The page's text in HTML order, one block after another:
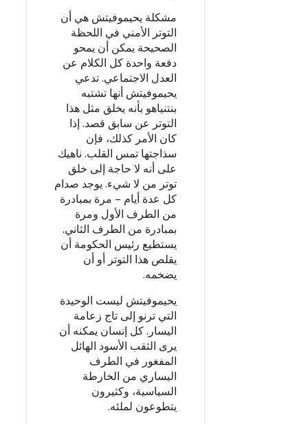
مشكلة يحيموفيتش هي أن
التوتر الأمني في اللحظة
الصحيحة يمكن أن يمحو
دفعة واحدة كل الكلام عن
العدل الاجتماعي. تدعي
يحيموفيتش أنها تشتبه
بنتنياهو بأنه يخلق مثل هذا
التوتر عن سابق قصد. إذا
كان الأمر كذلك، فإن
سذاجتها تمس القلب. ناهيك
على أنه لا حاجة إلى خلق
توتر من لا شيء. يوجد صدام
كل عدة أيام – مرة بمبادرة
من الطرف الأول ومرة
بمبادرة من الطرف الثاني.
يستطيع رئيس الحكومة أن
يقلص هذا التوتر أو أن
يضخمه.
يحيموفيتش ليست الوحيدة
التي ترنو إلى تاج زعامة
اليسار. كل إنسان يمكنه أن
يرى الثقب الأسود الهائل
المفغور في الطرف
اليساري من الخارطة
السياسية، وكثيرون
يتطوعون لملئه.